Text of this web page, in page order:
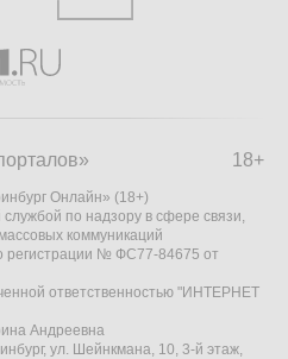
18+
Онлайн» (18+)
по надзору в сфере связи,
коммуникаций
регистрации № ФС77-84675 от
ответственностью "ИНТЕРНЕТ
Андреевна
ул. Шейнкмана, 10, 3-й этаж,